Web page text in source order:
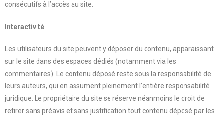
consécutifs à l’accès au site.
Interactivité
Les utilisateurs du site peuvent y déposer du contenu, apparaissant
sur le site dans des espaces dédiés (notamment via les
commentaires). Le contenu déposé reste sous la responsabilité de
leurs auteurs, qui en assument pleinement l’entière responsabilité
juridique. Le propriétaire du site se réserve néanmoins le droit de
retirer sans préavis et sans justification tout contenu déposé par les